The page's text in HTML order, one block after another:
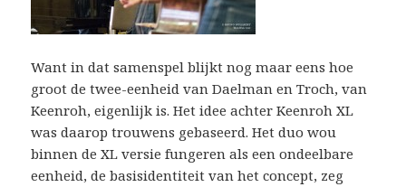
Want in dat samenspel blijkt nog maar eens hoe
groot de twee-eenheid van Daelman en Troch, van
Keenroh, eigenlijk is. Het idee achter Keenroh XL
was daarop trouwens gebaseerd. Het duo wou
binnen de XL versie fungeren als een ondeelbare
eenheid, de basisidentiteit van het concept, zeg